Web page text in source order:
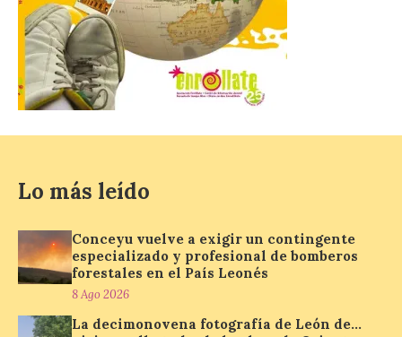
La decimonovena
fotografía de León de…
viaje nos llega desde la
plaza de Oriente en
Madrid
8 Ago 2026
Nueva edición de León
juvenil de la Asociación
Enróllate, la Asociación
Conceyu País Llionés y el Diario de
Turismo, Ocio e Información para
jóvenes “Enredando.info”. Pilar Aller Aller
Lo más leído
Conceyu vuelve a exigir un contingente
especializado y profesional de bomberos
forestales en el País Leonés
8 Ago 2026
La decimonovena fotografía de León de…